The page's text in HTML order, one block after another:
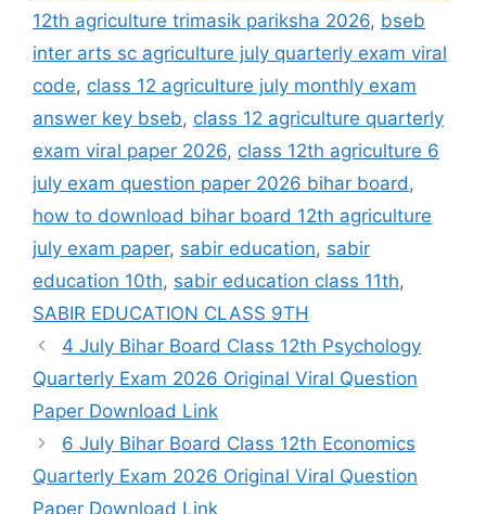
12th agriculture trimasik pariksha 2026, bseb
inter arts sc agriculture july quarterly exam viral
code, class 12 agriculture july monthly exam
answer key bseb, class 12 agriculture quarterly
exam viral paper 2026, class 12th agriculture 6
july exam question paper 2026 bihar board ,
how to download bihar board 12th agriculture
july exam paper, sabir education, sabir
education 10th, sabir education class 11th,
SABIR EDUCATION CLASS 9TH
4 July Bihar Board Class 12th Psychology
Quarterly Exam 2026 Original Viral Question
Paper Download Link
6 July Bihar Board Class 12th Economics
Quarterly Exam 2026 Original Viral Question
Paper Download Link